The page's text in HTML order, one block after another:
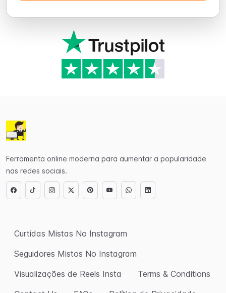
Ferramenta online moderna para aumentar a popularidade
nas redes sociais.
Curtidas Mistas No Instagram
Seguidores Mistos No Instagram
Visualizações de Reels Insta
Terms & Conditions